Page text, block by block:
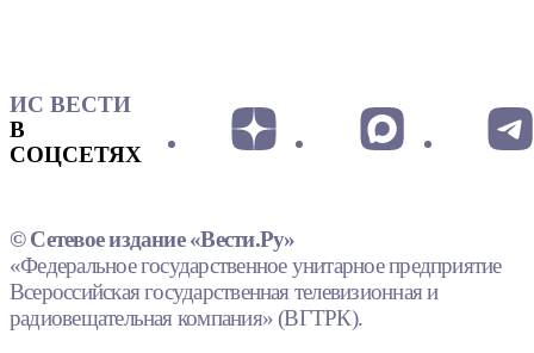
ИС ВЕСТИ
В
СОЦСЕТЯХ
© Сетевое издание «Вести.Ру»
«Федеральное государственное унитарное предприятие
Всероссийская государственная телевизионная и
радиовещательная компания» (ВГТРК).